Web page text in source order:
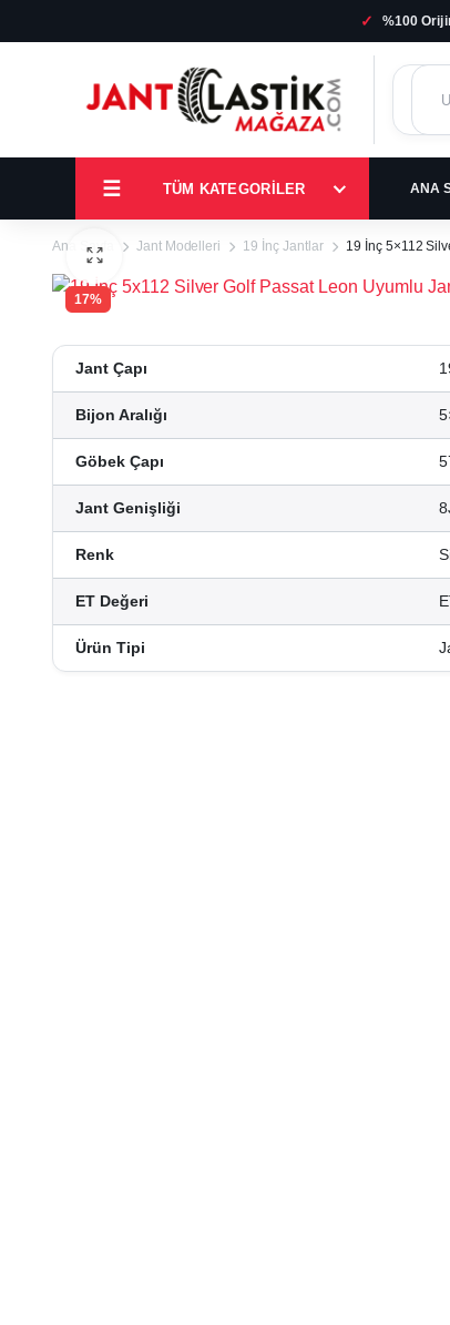
✓ %100
TÜM KATEGORILER ANA
Ana Sayfa Jant Modelleri 19 İnç Jantlar 19 İnç 5×112
17%
Jant Çapı
Bijon Aralığı
Göbek Çapı
Jant Genişliği
Renk
ET Değeri
Ürün Tipi